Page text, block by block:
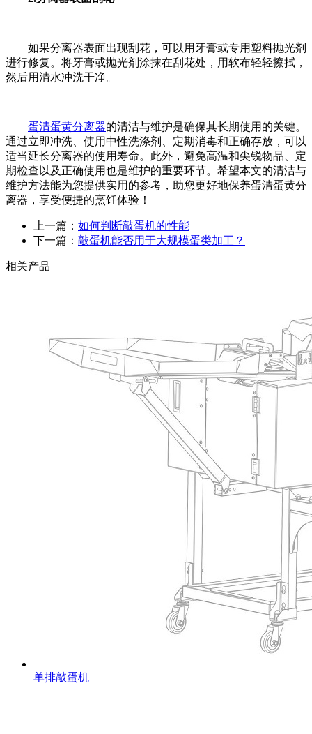
如果分离器表面出现刮花，可以用牙膏或专用塑料抛光剂
进行修复。将牙膏或抛光剂涂抹在刮花处，用软布轻轻擦拭，
然后用清水冲洗干净。
蛋清蛋黄分离器的清洁与维护是确保其长期使用的关键。
通过立即冲洗、使用中性洗涤剂、定期消毒和正确存放，可以
适当延长分离器的使用寿命。此外，避免高温和尖锐物品、定
期检查以及正确使用也是维护的重要环节。希望本文的清洁与
维护方法能为您提供实用的参考，助您更好地保养蛋清蛋黄分
离器，享受便捷的烹饪体验！
上一篇： 如何判断敲蛋机的性能
下一篇： 敲蛋机能否用于大规模蛋类加工？
相关产品
单排敲蛋机